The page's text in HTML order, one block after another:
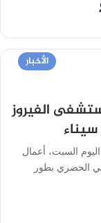
الأخبار
الفيروز
السبت، أعمال
الحضري بطور